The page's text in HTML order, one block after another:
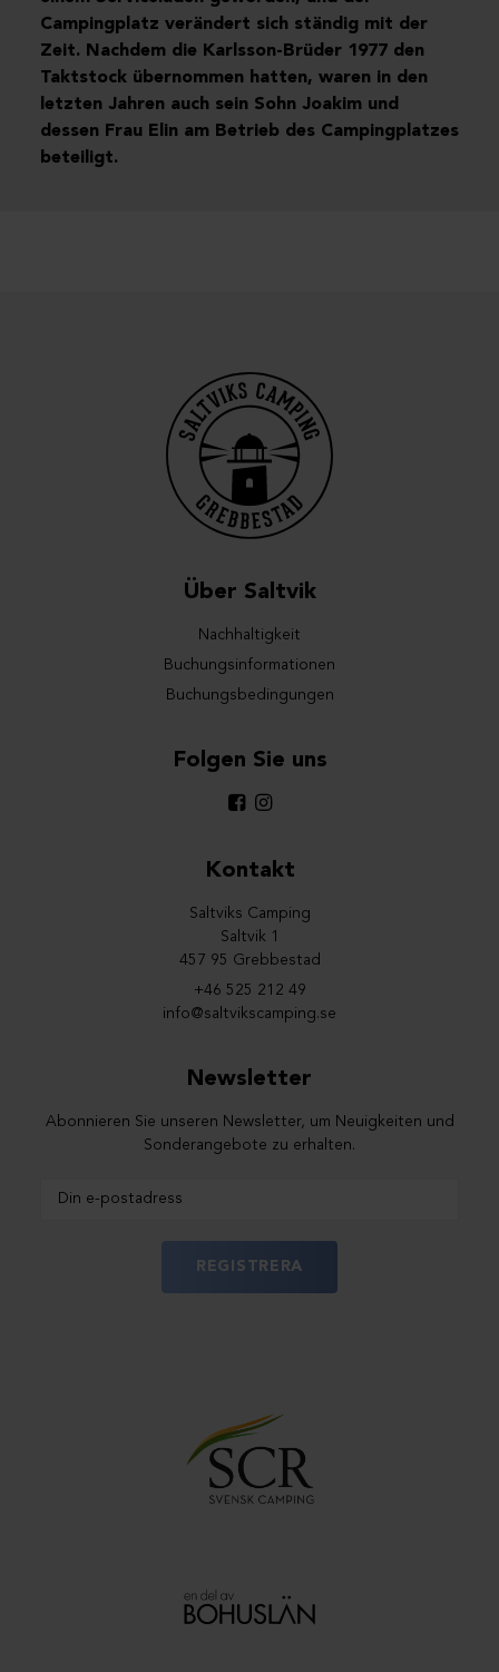
Campingplatz verändert sich ständig mit der
Zeit. Nachdem die Karlsson-Brüder 1977 den
Taktstock übernommen hatten, waren in den
letzten Jahren auch sein Sohn Joakim und
dessen Frau Elin am Betrieb des Campingplatzes
beteiligt.
Über Saltvik
Nachhaltigkeit
Buchungsinformationen
Buchungsbedingungen
Folgen Sie uns
Kontakt
Saltviks Camping
Saltvik 1
457 95 Grebbestad
+46 525 212 49
info@saltvikscamping.se
Newsletter
Abonnieren Sie unseren Newsletter, um Neuigkeiten und
Sonderangebote zu erhalten.